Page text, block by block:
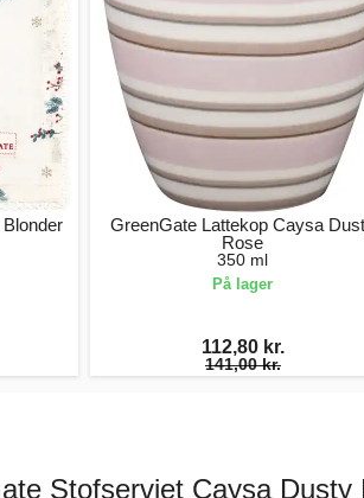
GreenGate Lattekop Caysa
Rose
350 ml
På lager
112,80 kr.
141,00 kr.
Stofserviet Caysa Dusty